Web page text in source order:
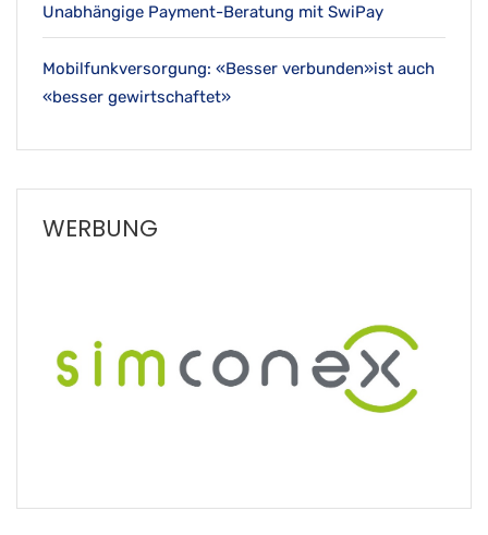
Unabhängige Payment-Beratung mit SwiPay
Mobilfunkversorgung: «Besser verbunden»ist auch
«besser gewirtschaftet»
WERBUNG